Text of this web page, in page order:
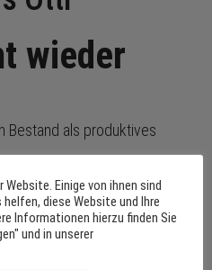
wieder
Bestand als produktives
Datenschutzerklärung
Einige von ihnen sind
diese Website und Ihre
Informationen hierzu finden Sie
und in unserer